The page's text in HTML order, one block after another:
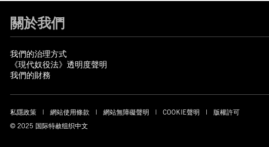
關於我們
我們的治理方式
《現代奴役法》透明度聲明
我們的財務
私隱政策 網站使用條款 網站無障礙聲明 COOKIE聲明
版權許可
© 2025 国际特赦组织中文